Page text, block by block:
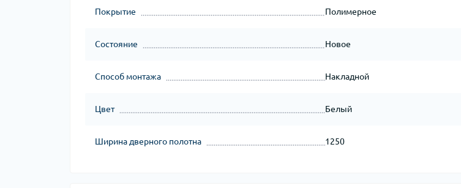
Покрытие Полимерное
Состояние Новое
Способ монтажа Накладной
Цвет Белый
Ширина дверного полотна 1250